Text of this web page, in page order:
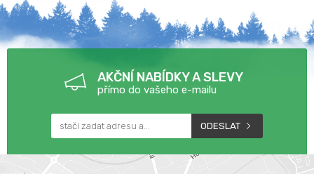
AKČNÍ NABÍDKY A SLEVY
přímo do vašeho e-mailu
ODESLAT